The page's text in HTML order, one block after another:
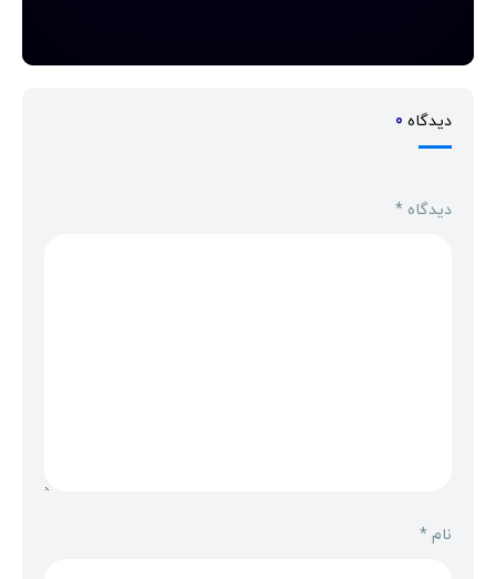
دیدگاه 0
دیدگاه *
نام*